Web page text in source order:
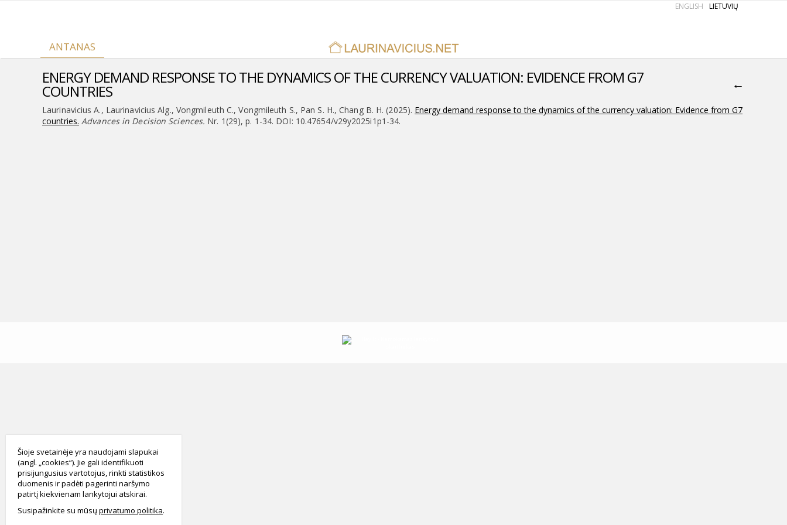
ENGLISH LIETUVIŲ
ANTANAS
ENERGY DEMAND RESPONSE TO THE DYNAMICS OF THE CURRENCY VALUATION: EVIDENCE FROM G7
COUNTRIES ←
Laurinavicius A., Laurinavicius Alg., Vongmileuth C., Vongmileuth S., Pan S. H., Chang B. H. (2025). Energy demand response to the dynamics of the currency valuation: Evidence from G7
countries. Advances in Decision Sciences. Nr. 1(29), p. 1-34. DOI: 10.47654/v29y2025i1p1-34.
Šioje svetainėje yra naudojami slapukai
(angl. „cookies“). Jie gali identifikuoti
prisijungusius vartotojus, rinkti statistikos
duomenis ir padėti pagerinti naršymo
patirtį kiekvienam lankytojui atskirai.
Susipažinkite su mūsų privatumo politika